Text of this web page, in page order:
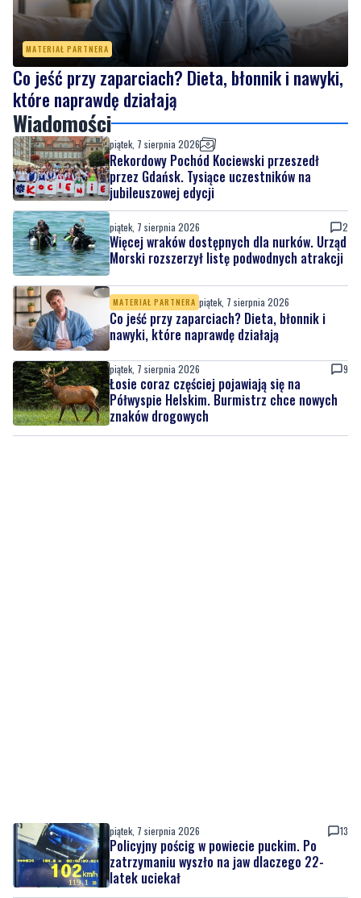
MATERIAŁ PARTNERA
Co jeść przy zaparciach? Dieta, błonnik i nawyki,
które naprawdę działają
Wiadomości
piątek, 7 sierpnia 2026
Rekordowy Pochód Kociewski przeszedł
przez Gdańsk. Tysiące uczestników na
jubileuszowej edycji
piątek, 7 sierpnia 2026 2
Więcej wraków dostępnych dla nurków. Urząd
Morski rozszerzył listę podwodnych atrakcji
MATERIAŁ PARTNERA piątek, 7 sierpnia 2026
Co jeść przy zaparciach? Dieta, błonnik i
nawyki, które naprawdę działają
piątek, 7 sierpnia 2026 9
Łosie coraz częściej pojawiają się na
Półwyspie Helskim. Burmistrz chce nowych
znaków drogowych
piątek, 7 sierpnia 2026 13
Policyjny pościg w powiecie puckim. Po
zatrzymaniu wyszło na jaw dlaczego 22-
latek uciekał